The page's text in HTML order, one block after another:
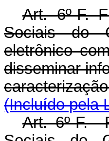
Art. 6º-F.
Sociais do
eletrônico
disseminar
(Incluído pela
Art. 6º-F.